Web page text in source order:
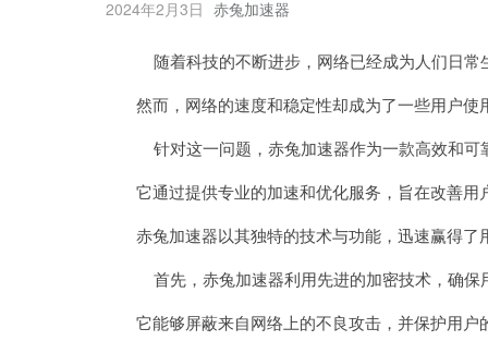
2024年2月3日 赤兔加速器
随着科技的不断进步，网络已经成为人们日常
然而，网络的速度和稳定性却成为了一些用户使
针对这一问题，赤兔加速器作为一款高效和可
它通过提供专业的加速和优化服务，旨在改善用
赤兔加速器以其独特的技术与功能，迅速赢得了
首先，赤兔加速器利用先进的加密技术，确保
它能够屏蔽来自网络上的不良攻击，并保护用户